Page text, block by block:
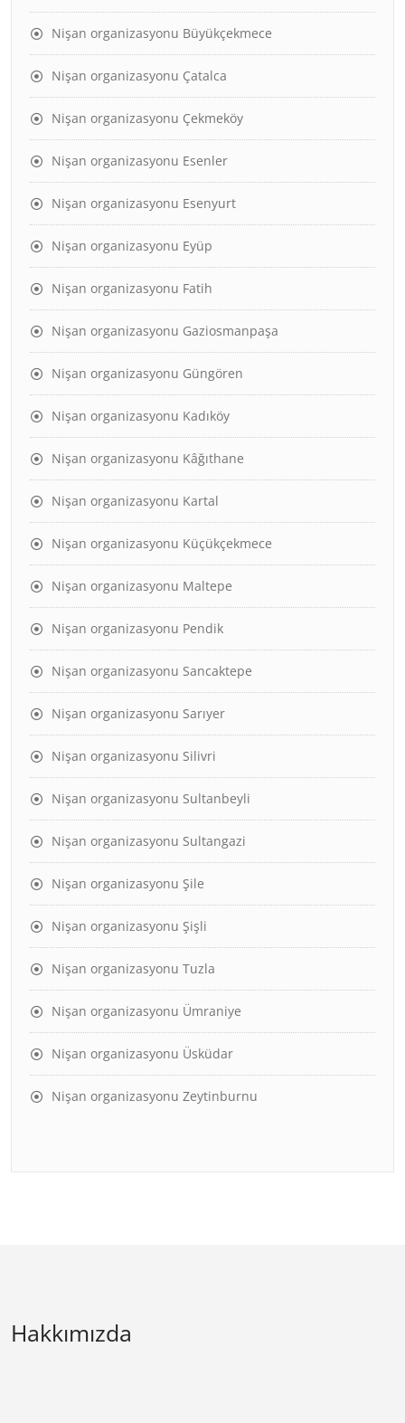
Nişan organizasyonu Büyükçekmece
Nişan organizasyonu Çatalca
Nişan organizasyonu Çekmeköy
Nişan organizasyonu Esenler
Nişan organizasyonu Esenyurt
Nişan organizasyonu Eyüp
Nişan organizasyonu Fatih
Nişan organizasyonu Gaziosmanpaşa
Nişan organizasyonu Güngören
Nişan organizasyonu Kadıköy
Nişan organizasyonu Kâğıthane
Nişan organizasyonu Kartal
Nişan organizasyonu Küçükçekmece
Nişan organizasyonu Maltepe
Nişan organizasyonu Pendik
Nişan organizasyonu Sancaktepe
Nişan organizasyonu Sarıyer
Nişan organizasyonu Silivri
Nişan organizasyonu Sultanbeyli
Nişan organizasyonu Sultangazi
Nişan organizasyonu Şile
Nişan organizasyonu Şişli
Nişan organizasyonu Tuzla
Nişan organizasyonu Ümraniye
Nişan organizasyonu Üsküdar
Nişan organizasyonu Zeytinburnu
Hakkımızda